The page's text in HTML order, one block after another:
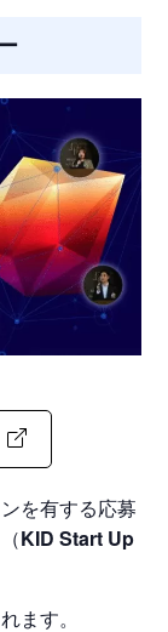
を有する応募
KID Start Up
ます。